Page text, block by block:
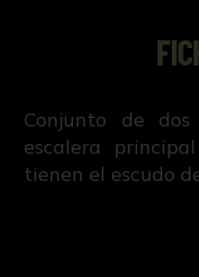
Conjunto de
escalera
tienen el escudo